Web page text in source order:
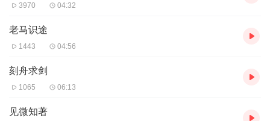
3970 04:32
老马识途
1443 04:56
刻舟求剑
1065 06:13
见微知著